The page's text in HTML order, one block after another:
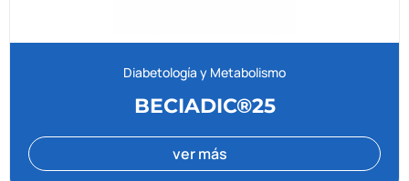
Diabetología y Metabolismo
BECIADIC®25
ver más